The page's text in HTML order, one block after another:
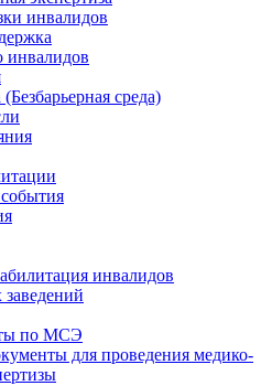
инвалидов
инвалидов
среда)
инвалидов
по МСЭ
для проведения медико-